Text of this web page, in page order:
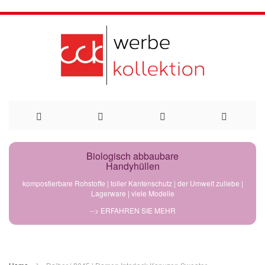
Direkt
Biologisch abbaubare
Handyhüllen
kompostierbare Rohstoffe | toller Kantenschutz | der Umwelt zuliebe |
Lagerware | viele Modelle
--> ERFAHREN SIE MEHR